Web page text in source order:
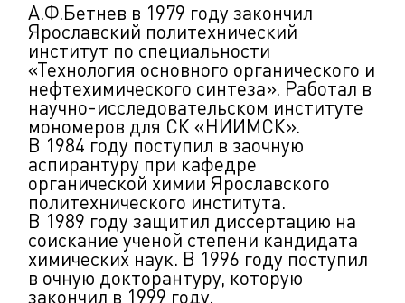
А.Ф.Бетнев в 1979 году закончил
Ярославский политехнический
институт по специальности
«Технология основного органического и
нефтехимического синтеза». Работал в
научно-исследовательском институте
мономеров для СК «НИИМСК».
В 1984 году поступил в заочную
аспирантуру при кафедре
органической химии Ярославского
политехнического института.
В 1989 году защитил диссертацию на
соискание ученой степени кандидата
химических наук. В 1996 году поступил
в очную докторантуру, которую
закончил в 1999 году.